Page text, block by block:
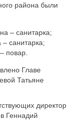
района были
– санитарка;
санитарка;
повар.
Главе
Татьяне
директор
Геннадий